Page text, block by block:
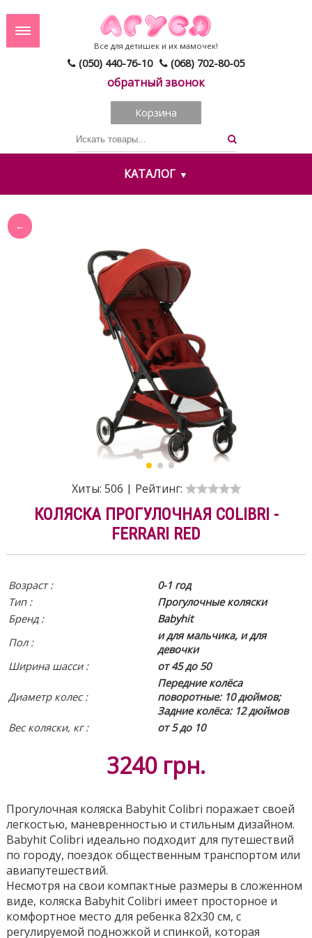
(050) 440-76-10 (068) 702-80-05
обратный звонок
Все для детишек и их мамочек!
Корзина
КАТАЛОГ
Хиты: 506 | Рейтинг:
КОЛЯСКА ПРОГУЛОЧНАЯ COLIBRI -
FERRARI RED
Возраст :
0-1 год
Тип :
Прогулочные коляски
Бренд :
Babyhit
Пол :
и для мальчика, и для
девочки
Ширина шасси :
от 45 до 50
Диаметр колес :
Передние колёса
поворотные: 10 дюймов;
Задние колёса: 12 дюймов
Вес коляски, кг :
от 5 до 10
3240 грн.
Прогулочная коляска Babyhit Colibri поражает своей
легкостью, маневренностью и стильным дизайном.
Babyhit Colibri идеально подходит для путешествий
по городу, поездок общественным транспортом или
авиапутешествий.
Несмотря на свои компактные размеры в сложенном
виде, коляска Babyhit Colibri имеет просторное и
комфортное место для ребенка 82x30 см, с
регулируемой подножкой и спинкой, которая